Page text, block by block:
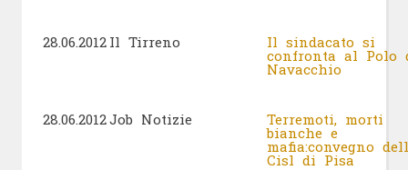
28.06.2012 Il Tirreno Il sindacato si
confronta al Polo
Navacchio
28.06.2012Job Notizie Terremoti, morti
bianche e
mafia:convegno
Cisl di Pisa